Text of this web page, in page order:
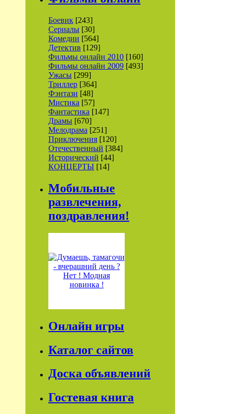
Боевик [243]
Сериалы [30]
Комедии [564]
Детектив [129]
Фильмы онлайн 2010 [160]
Фильмы онлайн 2009 [493]
Ужасы [299]
Триллер [364]
Фэнтази [48]
Мистика [57]
Фантастика [147]
Драмы [670]
Мелодрама [251]
Приключения [120]
Отечественный [384]
Исторический [44]
КОНЦЕРТЫ [14]
Мобильные
развлечения,
поздравления!
Онлайн игры
Каталог сайтов
Доска объявлений
Гостевая книга